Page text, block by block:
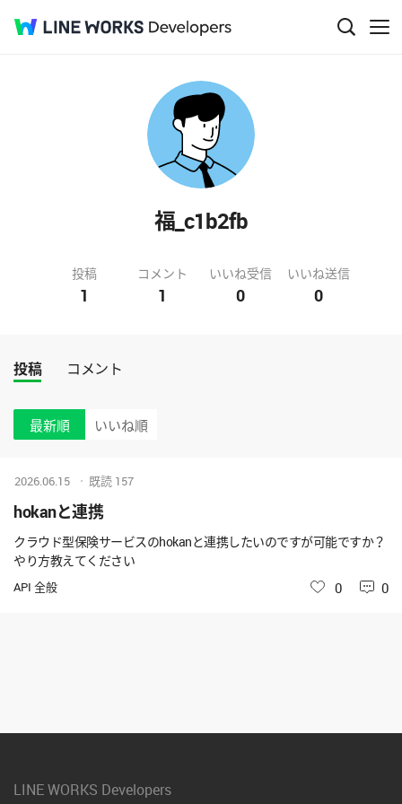
福_c1b2fb
投稿
1
コメント
1
いいね受信
0
いいね送信
0
投稿 コメント
最新順 いいね順
hokanと連携
クラウド型保険サービスのhokanと連携したいのですが可能ですか？
やり方教えてください
API 全般
2026.06.15 既読 157
いいね
0 0
LINE WORKS Developers